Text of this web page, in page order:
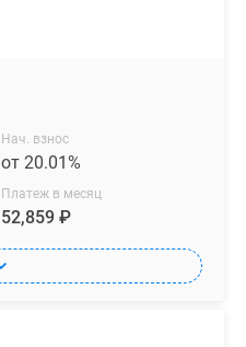
Нач. взнос
от 20.01%
Платеж в месяц
52,859 ₽